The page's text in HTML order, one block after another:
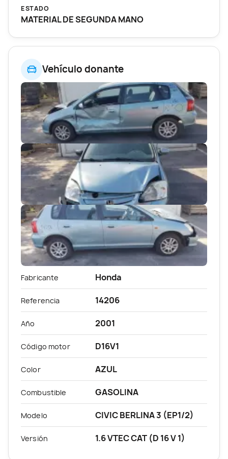
Vehículo donante
Fabricante Honda
Referencia 14206
Año 2001
Código motor D16V1
Color AZUL
Combustible GASOLINA
Modelo CIVIC BERLINA 3 (EP1/2)
Versión 1.6 VTEC CAT (D 16 V 1)
ESTADO
MATERIAL DE SEGUNDA MANO